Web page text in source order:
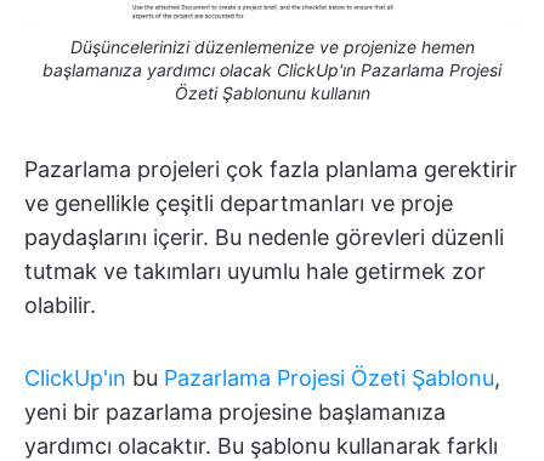
Düşüncelerinizi düzenlemenize ve projenize hemen
başlamanıza yardımcı olacak ClickUp'ın Pazarlama Projesi
Özeti Şablonunu kullanın
Pazarlama projeleri çok fazla planlama gerektirir
ve genellikle çeşitli departmanları ve proje
paydaşlarını içerir. Bu nedenle görevleri düzenli
tutmak ve takımları uyumlu hale getirmek zor
olabilir.
ClickUp'ın bu Pazarlama Projesi Özeti Şablonu,
yeni bir pazarlama projesine başlamanıza
yardımcı olacaktır. Bu şablonu kullanarak farklı